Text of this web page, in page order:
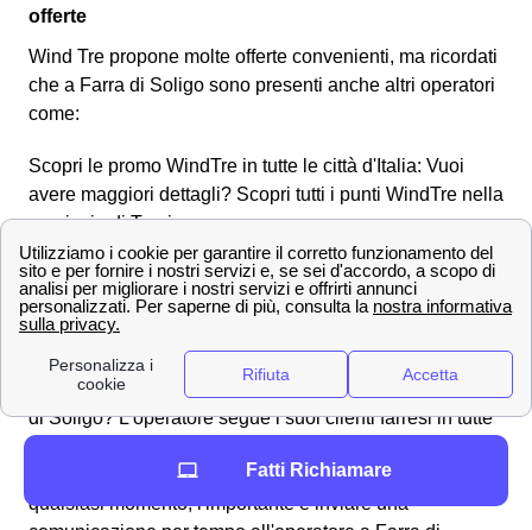
offerte
Wind Tre propone molte offerte convenienti, ma ricordati
che a Farra di Soligo sono presenti anche altri operatori
come:
Scopri le promo WindTre in tutte le città d'Italia: Vuoi
avere maggiori dettagli? Scopri tutti i punti WindTre nella
provincia di Treviso
Contatta i numeri dell'assistenza clienti Wind Tre a
Farra di Soligo
Effettuare una disdetta con Wind Tre a Farra di
Come fare per disdire un contratto con Wind Tre a Farra
di Soligo? L'operatore segue i suoi clienti farresi in tutte
abbonamento o tariffa. Puoi effettuare una disdetta in
qualsiasi momento, l'importante è inviare una
Fatti Richiamare